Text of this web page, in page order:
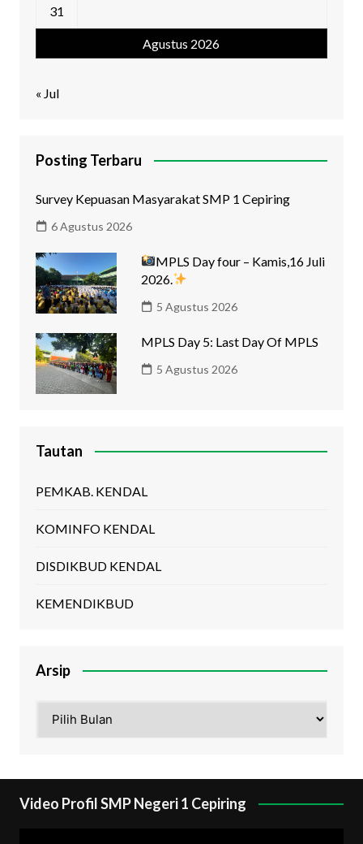
Agustus 2026
31
« Jul
Posting Terbaru
Survey Kepuasan Masyarakat SMP 1 Cepiring
6 Agustus 2026
MPLS Day four – Kamis,16 Juli
2026.
5 Agustus 2026
MPLS Day 5: Last Day Of MPLS
5 Agustus 2026
Tautan
PEMKAB. KENDAL
KOMINFO KENDAL
DISDIKBUD KENDAL
KEMENDIKBUD
Arsip
Video Profil SMP Negeri 1 Cepiring